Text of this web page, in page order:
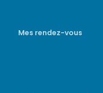
Mes rendez-vous